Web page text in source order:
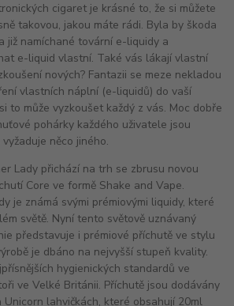
cigaret je krásné to, že si můžete
takovou, jakou máte rádi. Byla by škoda
již namíchané tovární e-liquidy a
e-liquid vlastní. Také vás lákají vlastní
nových? Fantazii se meze nekladou
vlastních náplní (e-liquidů) do vaší
to může vyzkoušet každý z vás. Moc dobře
pohárky každého uživatele jsou
něco jiného.
Lady přichází na trh se zbrusu novou
Core ve formě Shake and Vape.
je známá svými prémiovými liquidy, které
světě. Nyní tento světově uznávaný
představuje i prémiové příchutě ve stylu
je dbáno na nejvyšší stupeň kvality.
hygienických standardů ve
ve Velké Británii. Příchutě jsou dodávány
lahvičkách, které obsahují 20ml